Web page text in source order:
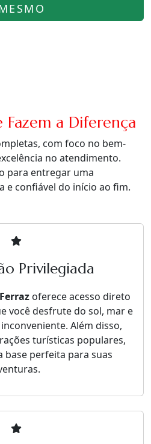
Fazem a Diferença
com foco no bem-
no atendimento.
para entregar uma
e confiável do início ao fim.
Privilegiada
oferece acesso direto
você desfrute do sol, mar e
Além disso,
turísticas populares,
perfeita para suas